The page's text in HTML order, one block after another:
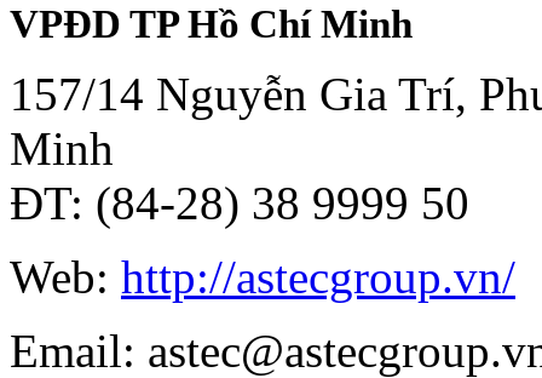
VPĐD TP Hồ Chí Minh
157/14 Nguyễn Gia Trí,
Minh
ĐT: (84-28) 38 9999 50
Web: http://astecgroup.vn/
Email: